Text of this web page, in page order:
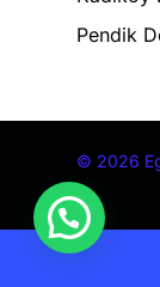
Pendik
© 2026
Optimized
Turns on site